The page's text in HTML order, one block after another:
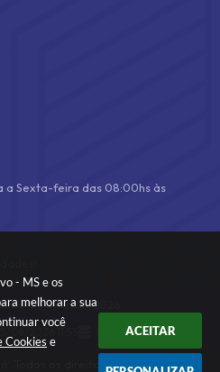
- MS e os
melhorar a sua
você
Cookies e
ACEITAR
a Sexta-feira das 08:00hs às
3.5.3 - 19/06/2026
Dados Abertos
Todos os direitos